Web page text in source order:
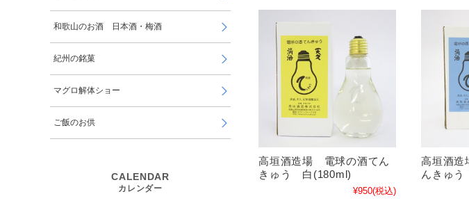
高垣酒造場 電球の酒てん
きゅう 白(180ml)
¥950(税込)
高垣酒
んきゅ
和歌山のお酒 日本酒・梅酒
紀州の銘菓
マグロ解体ショー
ご飯のお供